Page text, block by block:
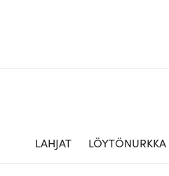
LAHJAT LÖYTÖNURKKA